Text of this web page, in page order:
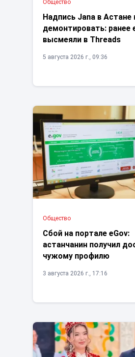
Общество
Надпись Jana в Астане
демонтировать: ранее
высмеяли в Threads
5 августа 2026 г., 09:36
Общество
Сбой на портале eGov:
астанчанин получил
чужому профилю
3 августа 2026 г., 17:16